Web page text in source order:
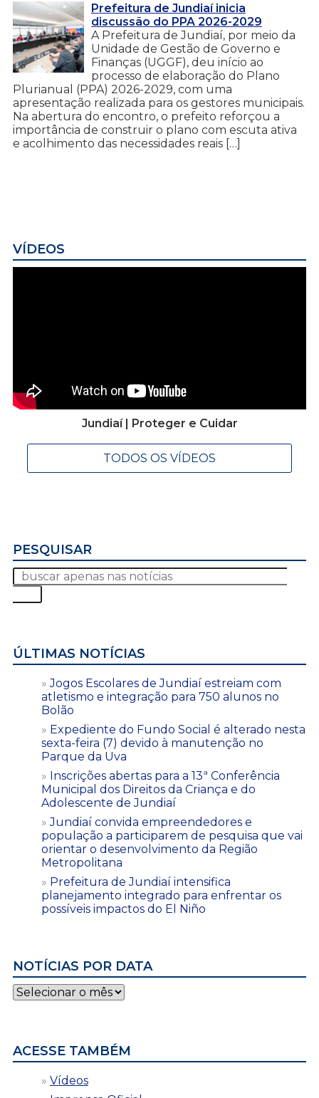
Prefeitura de Jundiaí inicia
discussão do PPA 2026-2029
A Prefeitura de Jundiaí, por meio da
Unidade de Gestão de Governo e
Finanças (UGGF), deu início ao
processo de elaboração do Plano
Plurianual (PPA) 2026-2029, com uma
apresentação realizada para os gestores municipais.
Na abertura do encontro, o prefeito reforçou a
importância de construir o plano com escuta ativa
e acolhimento das necessidades reais […]
VÍDEOS
Jundiaí | Proteger e Cuidar
TODOS OS VÍDEOS
PESQUISAR
ÚLTIMAS NOTÍCIAS
Jogos Escolares de Jundiaí estreiam com
atletismo e integração para 750 alunos no
Bolão
Expediente do Fundo Social é alterado nesta
sexta-feira (7) devido à manutenção no
Parque da Uva
Inscrições abertas para a 13ª Conferência
Municipal dos Direitos da Criança e do
Adolescente de Jundiaí
Jundiaí convida empreendedores e
população a participarem de pesquisa que vai
orientar o desenvolvimento da Região
Metropolitana
Prefeitura de Jundiaí intensifica
planejamento integrado para enfrentar os
possíveis impactos do El Niño
NOTÍCIAS POR DATA
Notícias
por
ACESSE TAMBÉM
Vídeos